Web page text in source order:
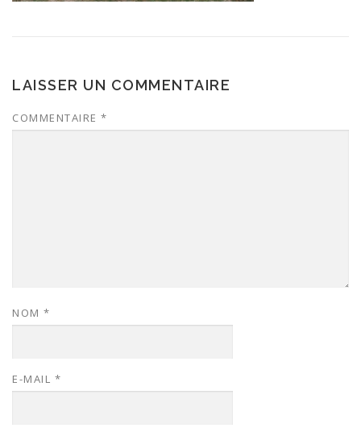
LAISSER UN COMMENTAIRE
COMMENTAIRE *
NOM *
E-MAIL *